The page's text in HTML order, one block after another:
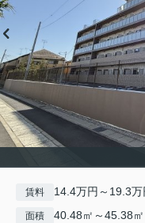
賃料 14.4万円～19.3
面積 40.48㎡～45.38㎡